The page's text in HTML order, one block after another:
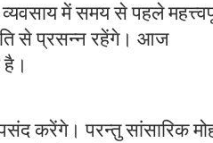
में समय से पहले
से प्रसन्न रहेंगे। आज
है।
करेंगे। परन्तु सांसारिक